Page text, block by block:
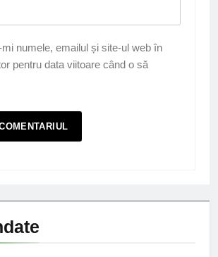
numele, emailul și site-ul web în
pentru data viitoare când o să